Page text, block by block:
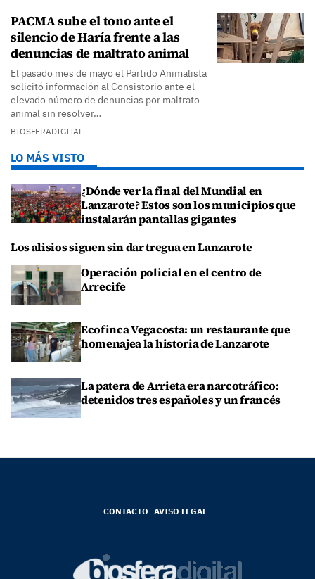
PACMA sube el tono ante el
silencio de Haría frente a las
denuncias de maltrato animal
El pasado mes de mayo el Partido Animalista
solicitó información al Consistorio ante el
elevado número de denuncias por maltrato
animal sin resolver…
BIOSFERADIGITAL
LO MÁS VISTO
¿Dónde ver la final del Mundial en
Lanzarote? Estos son los municipios que
instalarán pantallas gigantes
Los alisios siguen sin dar tregua en Lanzarote
Operación policial en el centro de
Arrecife
Ecofinca Vegacosta: un restaurante que
homenajea la historia de Lanzarote
La patera de Arrieta era narcotráfico:
detenidos tres españoles y un francés
CONTACTO AVISO LEGAL